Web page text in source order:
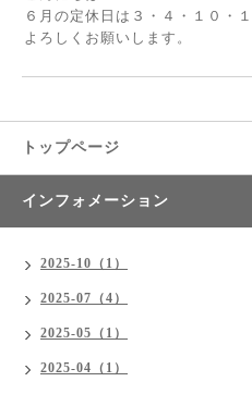
６月の定休日は３・４・１０・
よろしくお願いします。
トップページ
インフォメーション
2025-10（1）
2025-07（4）
2025-05（1）
2025-04（1）